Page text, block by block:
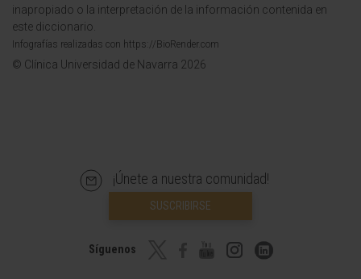
inapropiado o la interpretación de la información contenida en
este diccionario.
Infografías realizadas con https://BioRender.com
© Clínica Universidad de Navarra 2026
¡Únete a nuestra comunidad!
SUSCRIBIRSE
Síguenos